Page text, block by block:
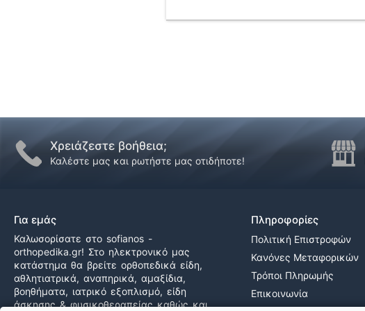
Χρειάζεστε βοήθεια;
Καλέστε μας και ρωτήστε μας οτιδήποτε!
Για εμάς
Καλωσορίσατε στο sofianos -
orthopedika.gr! Στο ηλεκτρονικό μας
κατάστημα θα βρείτε ορθοπεδικά είδη,
αθλητιατρικά, αναπηρικά, αμαξίδια,
βοηθήματα, ιατρικό εξοπλισμό, είδη
άσκησης & φυσικοθεραπείας καθώς και
Πληροφορίες
Πολιτική Επιστροφών
Κανόνες Μεταφορικών
Τρόποι Πληρωμής
Επικοινωνία